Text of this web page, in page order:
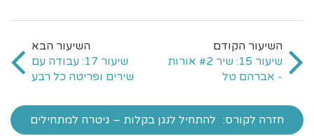
שיעור 15: שיר #2 אורות
- אברהם טל
שיעור 17: עבודה עם
שירים ופריטה כל רבע
חזרה לקורס: להתחיל לנגן בקלות – גיטרה למתחילים